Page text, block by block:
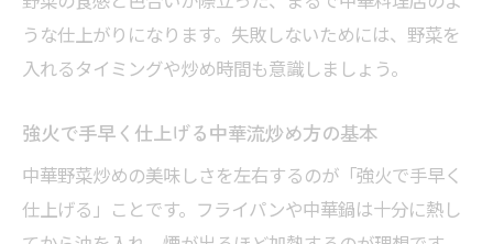
うな仕上がりになります。失敗しないためには、野菜を
入れるタイミングや炒め時間も意識しましょう。
強火で手早く仕上げる中華流炒め方の基本
中華野菜炒めの美味しさを左右するのが「強火で手早く
仕上げる」ことです。フライパンや中華鍋は十分に熱し